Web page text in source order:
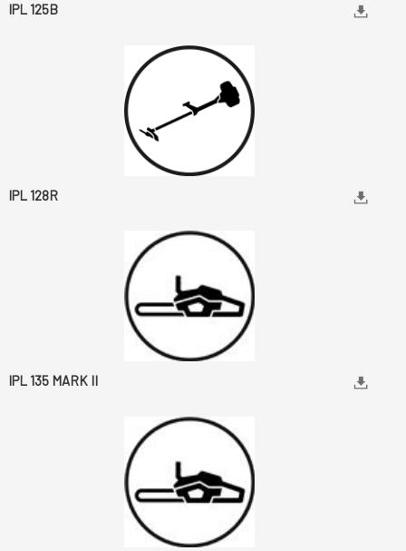
IPL 125B
IPL 128R
IPL 135 MARK II